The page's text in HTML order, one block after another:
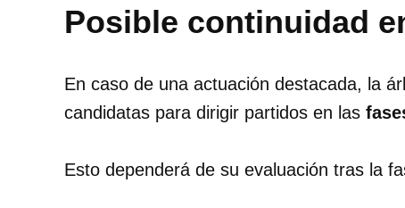
Posible continuidad
En caso de una actuación destacada, la
candidatas para dirigir partidos en las
Esto dependerá de su evaluación tras la